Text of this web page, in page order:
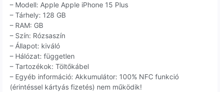
– Modell: Apple Apple iPhone 15 Plus
– Tárhely: 128 GB
– RAM: GB
– Szín: Rózsaszín
– Állapot: kiváló
– Hálózat: független
– Tartozékok: Töltőkábel
– Egyéb információ: Akkumulátor: 100% NFC funkció
(érintéssel kártyás fizetés) nem működik!